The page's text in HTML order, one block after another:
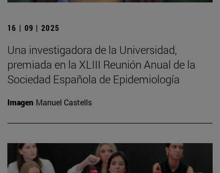
16 | 09 | 2025
Una investigadora de la Universidad,
premiada en la XLIII Reunión Anual de la
Sociedad Española de Epidemiología
Imagen Manuel Castells